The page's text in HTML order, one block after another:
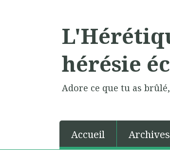
hérésie
Adore ce que tu as
Accueil Archives